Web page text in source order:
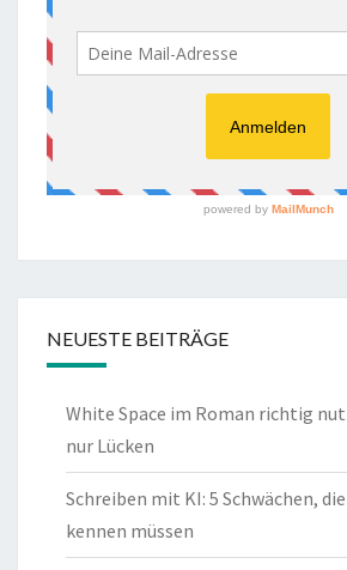
NEUESTE BEITRÄGE
White Space im Roman richtig
nur Lücken
Schreiben mit KI: 5 Schwächen,
kennen müssen